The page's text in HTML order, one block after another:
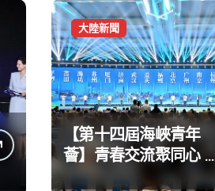
大陸新聞
【第十四屆海峽青年
薈】青春交流聚同心 攜
手融合共奮進